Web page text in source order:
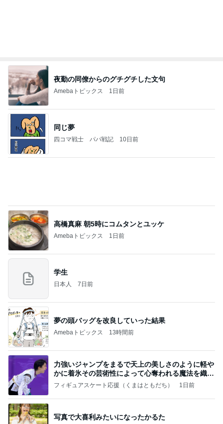
夜勤の同僚からのグチグチした文句
Amebaトピックス 1日前
同じ夢
四コマ戦士 パパ戦記 10日前
高橋真麻 朝5時にコムタンとユッケ
Amebaトピックス 1日前
学生
日本人 7日前
夢の頭バッグを改良していった結果
Amebaトピックス 13時間前
力強いジャンプをまるで天上の美しさのように軽や
かに着氷その芸術性によって心奪われる魔法を織り
なす
フィギュアスケート応援（くまはともだち） 1日前
写真で大喜利みたいになったかるた